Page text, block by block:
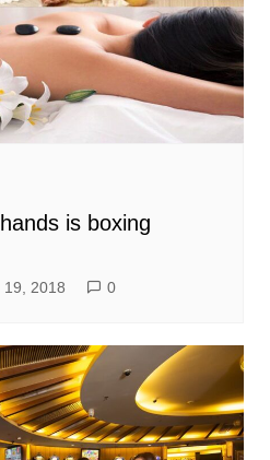
is boxing
19, 2018 0